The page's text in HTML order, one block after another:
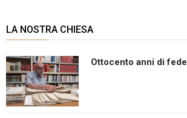
LA NOSTRA CHIESA
Ottocento anni di fede